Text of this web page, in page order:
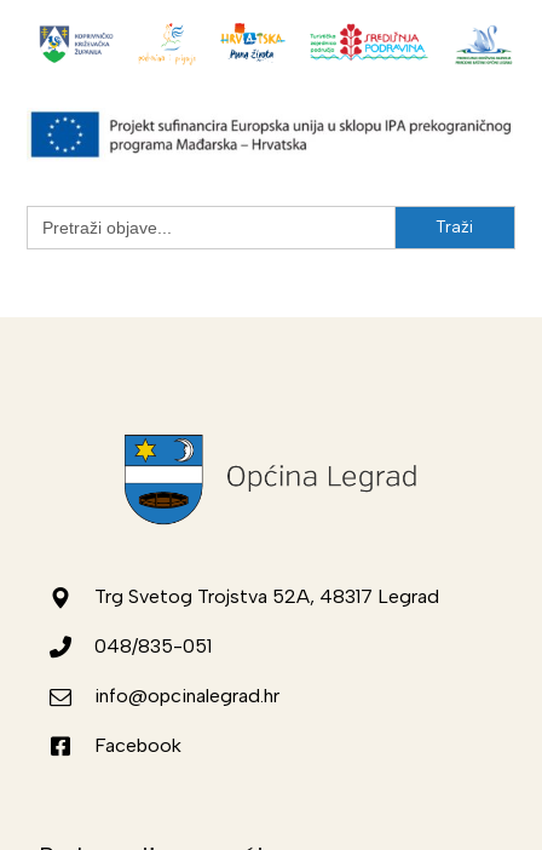
Search
for:
Trg Svetog Trojstva 52A, 48317 Legrad
048/835-051
info@opcinalegrad.hr
Facebook